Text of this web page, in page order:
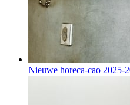
Nieuwe horeca-cao 2025-